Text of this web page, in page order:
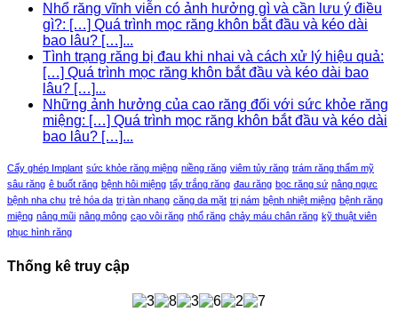
Nhổ răng vĩnh viễn có ảnh hưởng gì và cần lưu ý điều
gì?: […] Quá trình mọc răng khôn bắt đầu và kéo dài
bao lâu? […]...
Tình trạng răng bị đau khi nhai và cách xử lý hiệu quả:
[…] Quá trình mọc răng khôn bắt đầu và kéo dài bao
lâu? […]...
Những ảnh hưởng của cao răng đối với sức khỏe răng
miệng: […] Quá trình mọc răng khôn bắt đầu và kéo dài
bao lâu? […]...
Cấy ghép Implant sức khỏe răng miệng niềng răng viêm tủy răng trám răng thẩm mỹ
sâu răng ê buốt răng bệnh hôi miệng tẩy trắng răng đau răng bọc răng sứ nâng ngực
bệnh nha chu trẻ hóa da trị tàn nhang căng da mặt trị nám bệnh nhiệt miệng bệnh răng
miệng nâng mũi nâng mông cạo vôi răng nhổ răng chảy máu chân răng kỹ thuật viên
phục hình răng
Thống kê truy cập